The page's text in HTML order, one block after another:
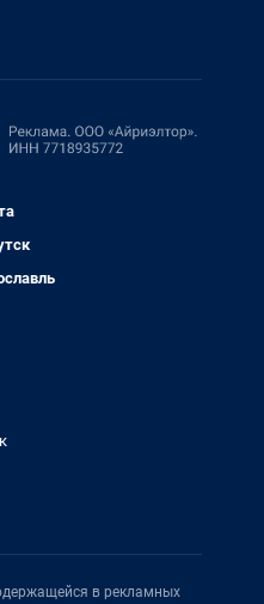
в рекламных